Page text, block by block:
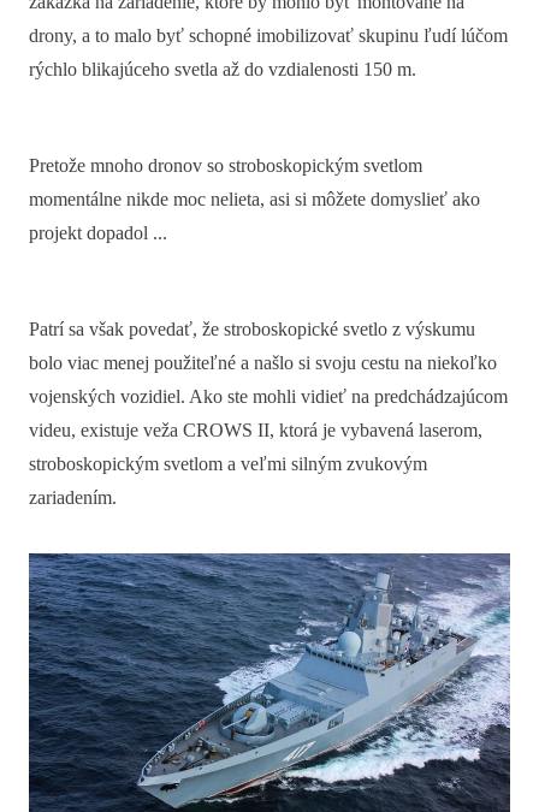
drony, a to malo byť schopné imobilizovať skupinu ľudí lúčom
rýchlo blikajúceho svetla až do vzdialenosti 150 m.
Pretože mnoho dronov so stroboskopickým svetlom
momentálne nikde moc nelieta, asi si môžete domyslieť ako
projekt dopadol ...
Patrí sa však povedať, že stroboskopické svetlo z výskumu
bolo viac menej použiteľné a našlo si svoju cestu na niekoľko
vojenských vozidiel. Ako ste mohli vidieť na predchádzajúcom
videu, existuje veža CROWS II, ktorá je vybavená laserom,
stroboskopickým svetlom a veľmi silným zvukovým
zariadením.